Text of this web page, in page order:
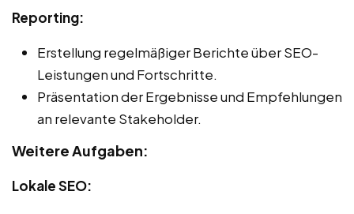
Reporting:
Erstellung regelmäßiger Berichte über SEO-
Leistungen und Fortschritte.
Präsentation der Ergebnisse und Empfehlungen
an relevante Stakeholder.
Weitere Aufgaben:
Lokale SEO: